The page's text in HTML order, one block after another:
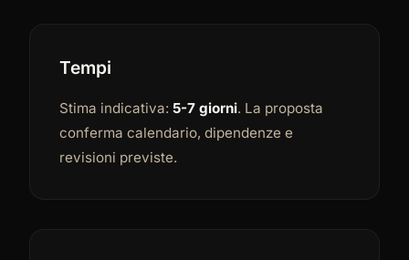
Tempi
Stima indicativa: 5-7 giorni. La proposta
conferma calendario, dipendenze e
revisioni previste.